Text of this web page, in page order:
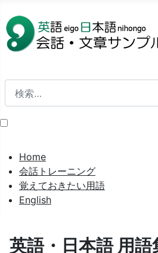
Home
会話トレーニング
覚えておきたい用語
English
英語・日本語 用